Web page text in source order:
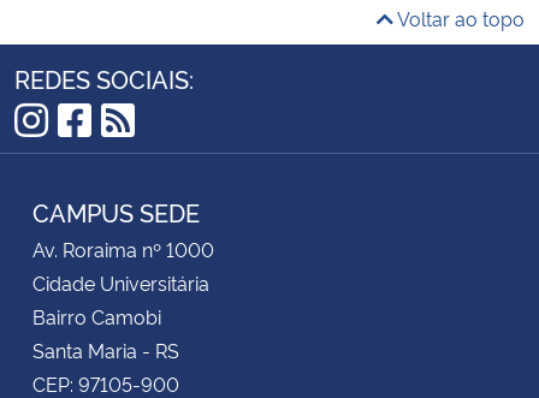
Voltar ao topo
REDES SOCIAIS:
Instagram
Facebook
RSS
CAMPUS SEDE
Av. Roraima nº 1000
Cidade Universitária
Bairro Camobi
Santa Maria - RS
CEP: 97105-900